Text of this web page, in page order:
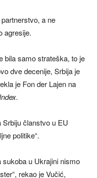
a ne
agresije.
bila samo strateška, to je
dve decenije, Srbija je
je Fon der Lajen na
Index.
Srbiju članstvo u EU
politike“.
sukoba u Ukrajini nismo
rekao je Vučić,